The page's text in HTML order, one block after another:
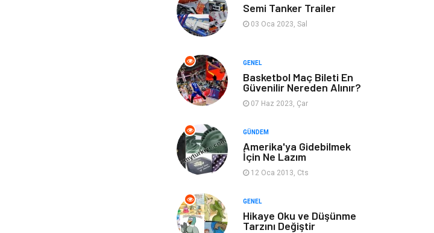
Bebek Giyim Moda
Blogroll
Markalar Bilet
Tarih Spor Malzemeleri
Semi Tanker Trailer
03 Oca 2023, Sal
GENEL
Basketbol Maç Bileti En
Güvenilir Nereden Alınır?
07 Haz 2023, Çar
GÜNDEM
Amerika'ya Gidebilmek
İçin Ne Lazım
12 Oca 2013, Cts
GENEL
Hikaye Oku ve Düşünme
Tarzını Değiştir